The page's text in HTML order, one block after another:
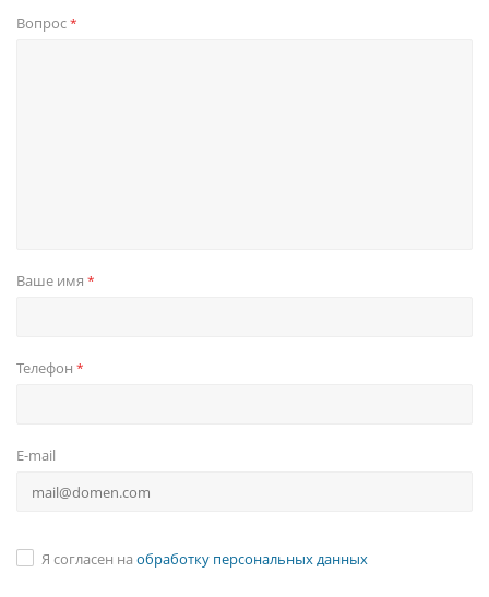
Вопрос*
Ваше имя *
Телефон *
E-mail
Я согласен на обработку персональных данных